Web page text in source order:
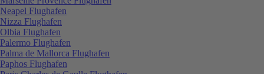
Neapel Flughafen
Nizza Flughafen
Olbia Flughafen
Palermo Flughafen
Palma de Mallorca Flughafen
Paphos Flughafen